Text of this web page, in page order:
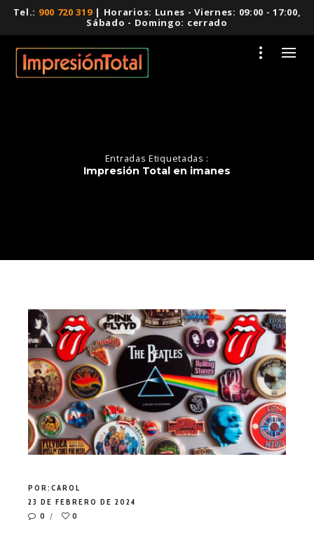
Tel.: 900 720 319| Horarios: Lunes - Viernes: 09:00 - 17:00,
Sábado - Domingo: cerrado
Entradas Etiquetadas :
Impresión Total en imanes
POR:CAROL
23 DE FEBRERO DE 2024
0
0